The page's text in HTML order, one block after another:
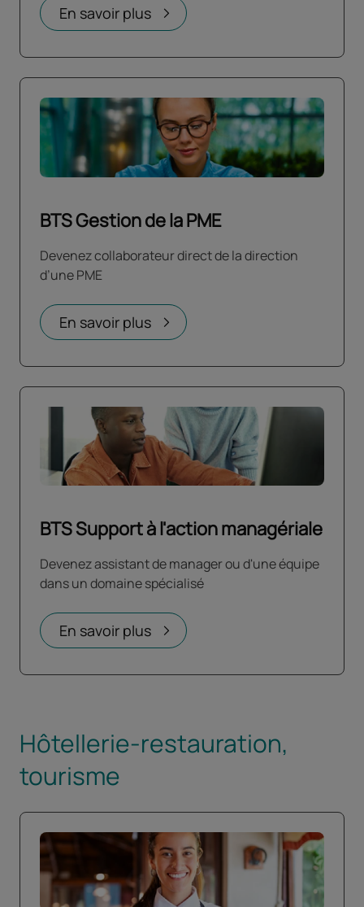
En savoir plus
BTS Gestion de la PME
Devenez collaborateur direct de la direction
d’une PME
En savoir plus
BTS Support à l'action managériale
Devenez assistant de manager ou d'une équipe
dans un domaine spécialisé
En savoir plus
Hôtellerie-restauration,
tourisme